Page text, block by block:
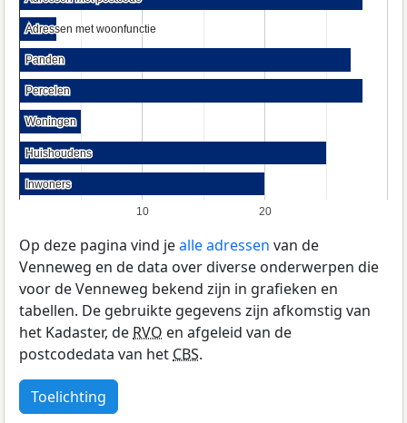
10 20
Adressen met woonfunctie
Adressen met woonfunctie
Panden
Panden
Percelen
Percelen
Woningen
Woningen
Huishoudens
Huishoudens
Inwoners
Inwoners
Op deze pagina vind jealle adressen van de
Venneweg en de data over diverse onderwerpen die
voor de Venneweg bekend zijn in grafieken en
tabellen. De gebruikte gegevens zijn afkomstig van
het Kadaster, deRVO en afgeleid van de
postcodedata van hetCBS.
Toelichting